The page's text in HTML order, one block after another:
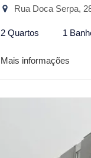
Rua Doca Serpa, 283
2 Quartos 1
Mais informações